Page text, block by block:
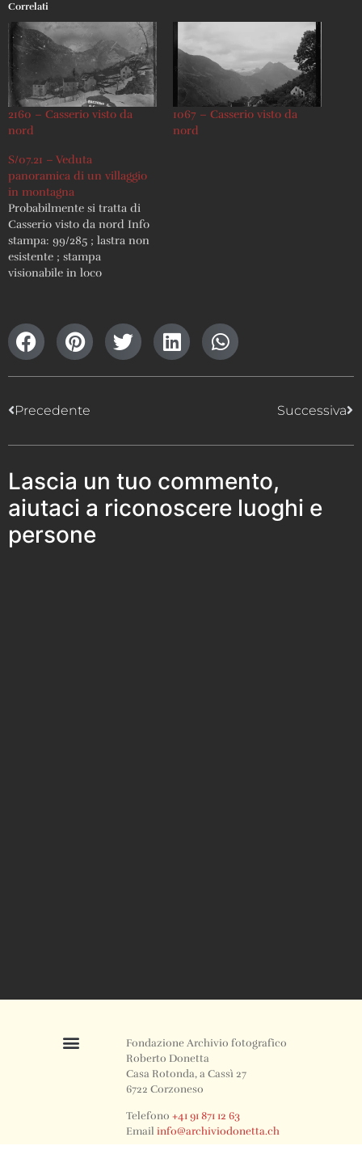
Correlati
2160 – Casserio visto da
nord
1067 – Casserio visto da
nord
S/07.21 – Veduta
panoramica di un villaggio
in montagna
Probabilmente si tratta di
Casserio visto da nord Info
stampa: 99/285 ; lastra non
esistente ; stampa
visionabile in loco
Precedente Successiva
Lascia un tuo commento,
aiutaci a riconoscere luoghi e
persone
Fondazione Archivio fotografico
Roberto Donetta
Casa Rotonda, a Cassì 27
6722 Corzoneso
Telefono+41 91 871 12 63
Emailinfo@archiviodonetta.ch